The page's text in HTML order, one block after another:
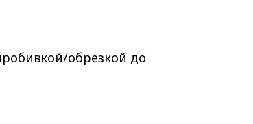
обрезкой до